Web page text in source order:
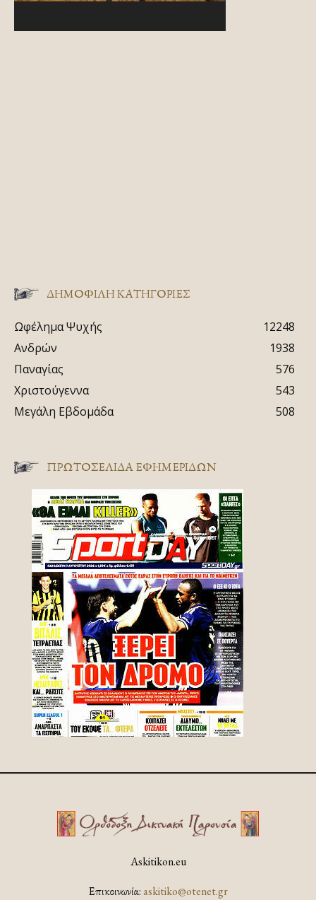
ΔΗΜΟΦΙΛΗ ΚΑΤΗΓΟΡΙΕΣ
Ωφέλημα Ψυχής
12248
Ανδρών
1938
Παναγίας
576
Χριστούγεννα
543
Μεγάλη Εβδομάδα
508
ΠΡΩΤΟΣΈΛΙΔΑ ΕΦΗΜΕΡΊΔΩΝ
Askitikon.eu
Επικοινωνία:askitiko@otenet.gr